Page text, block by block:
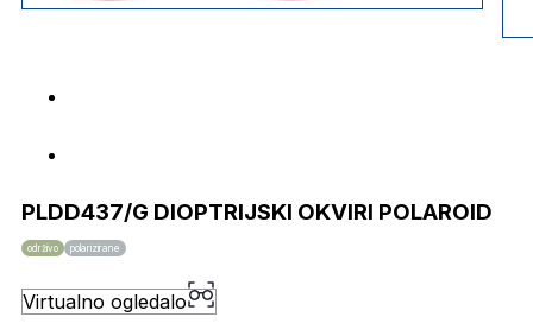
PLDD437/G DIOPTRIJSKI OKVIRI POLAROID
održivo polarizirane
Virtualno ogledalo